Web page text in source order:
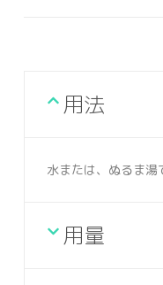
用法
水または、ぬるま湯
用量